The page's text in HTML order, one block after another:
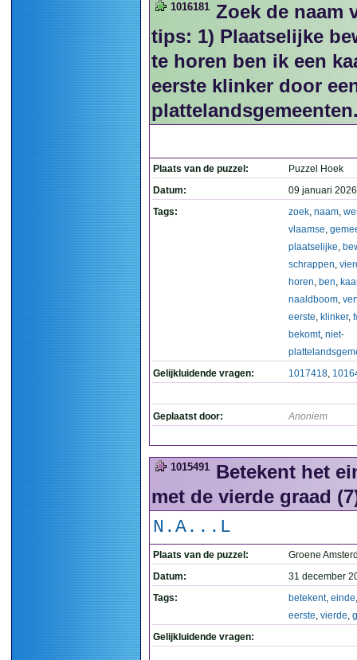
1016181 Zoek de naam
tips: 1) Plaatselijke
te horen ben ik een
eerste klinker door
Plaats van de puzzel:
Puzzel Hoek
Datum:
09 januari
Tags:
zoek, naam,
vlaamse,
plaatselijke,
schrappen,
horen, ben,
naaldboom,
eerste, klinker,
bekomt, niet-
Gelijkluidende vragen:
1017418,
Geplaatst door: Anoniem
1015491 Betekent het
met de vierde graad
N.A...L
Plaats van de puzzel:
Groene
Datum:
31 december
Tags:
betekent, einde
eerste, vierde,
Gelijkluidende vragen: